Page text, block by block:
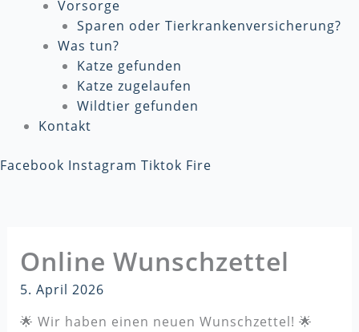
Vorsorge
Sparen oder Tierkrankenversicherung?
Was tun?
Katze gefunden
Katze zugelaufen
Wildtier gefunden
Kontakt
Facebook Instagram Tiktok Fire
Online Wunschzettel
5. April 2026
🌟 Wir haben einen neuen Wunschzettel! 🌟